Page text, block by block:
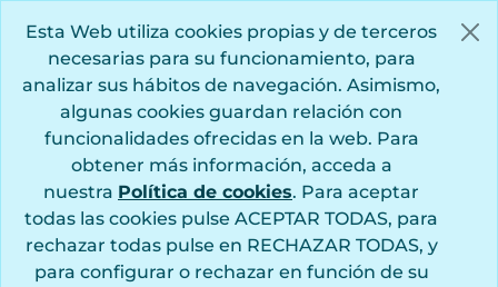
Esta Web utiliza cookies propias y de terceros
necesarias para su funcionamiento, para
analizar sus hábitos de navegación. Asimismo,
algunas cookies guardan relación con
funcionalidades ofrecidas en la web. Para
obtener más información, acceda a
nuestra Política de cookies. Para aceptar
todas las cookies pulse ACEPTAR TODAS, para
rechazar todas pulse en RECHAZAR TODAS, y
para configurar o rechazar en función de su